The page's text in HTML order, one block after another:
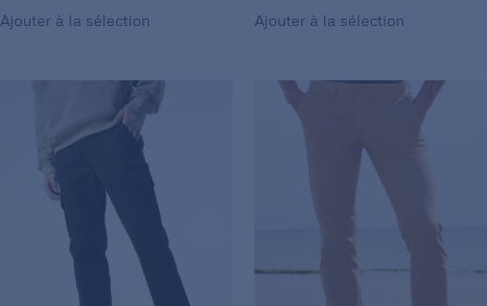
Ajouter à la sélection Ajouter à la sélection